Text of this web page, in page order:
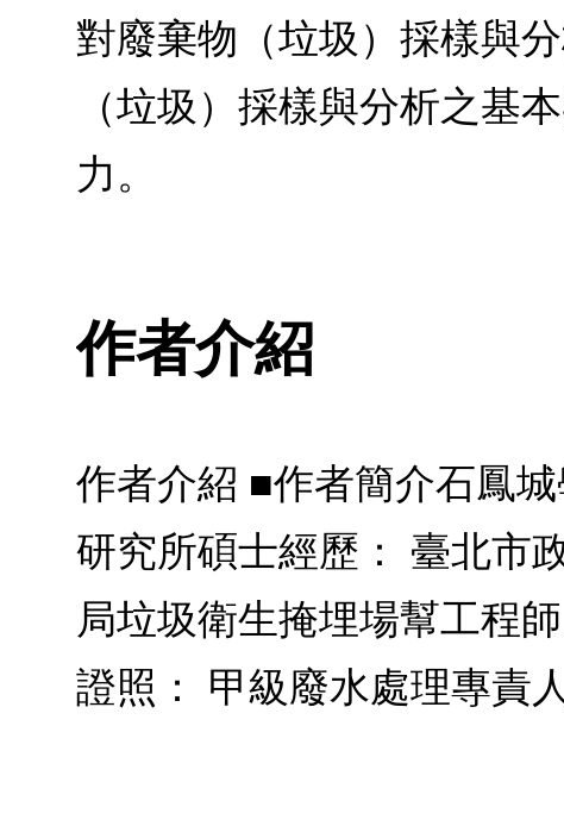
對廢棄物（垃圾）採樣與
（垃圾）採樣與分析之基
力。
作者介紹
作者介紹 ■作者簡介石鳳
研究所碩士經歷： 臺北市
局垃圾衛生掩埋場幫工程
證照： 甲級廢水處理專責